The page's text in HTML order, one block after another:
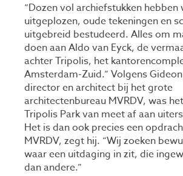
“Dozen vol archiefstukken hebben
uitgeplozen, oude tekeningen en
uitgebreid bestudeerd. Alles om
doen aan Aldo van Eyck, de
achter Tripolis, het
Amsterdam-Zuid.” Volgens
director en architect bij het grote
architectenbureau MVRDV, was
Tripolis Park van meet af aan
Het is dan ook precies een
MVRDV, zegt hij. “Wij zoeken
waar een uitdaging in zit, die
dan andere.”